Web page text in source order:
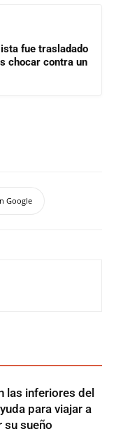
fue trasladado
chocar contra un
Google
las inferiores del
para viajar a
su sueño